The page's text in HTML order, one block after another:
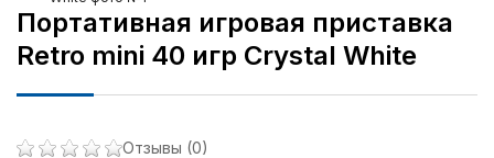
Портативная игровая приставка
Retro mini 40 игр Crystal White
Отзывы (0)